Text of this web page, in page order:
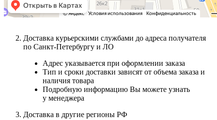
Доставка курьерскими службами до адреса получателя
по Санкт-Петербургу и ЛО
Адрес указывается при оформлении заказа
Тип и сроки доставки зависят от объема заказа и
наличия товара
Подробную информацию Вы можете узнать
у менеджера
Доставка в другие регионы РФ